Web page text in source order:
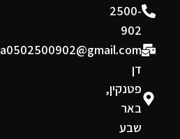
2500-
902
a0502500902@gmail.com
דן
פטנקין,
באר
שבע